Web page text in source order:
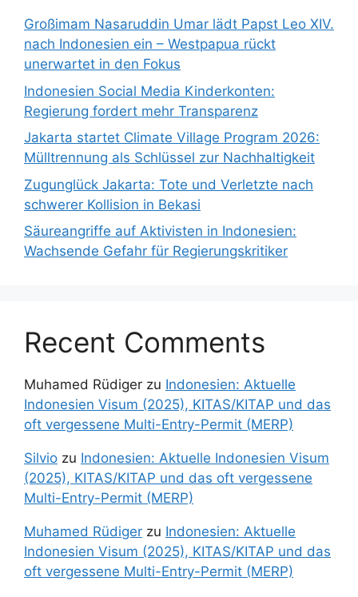
Großimam Nasaruddin Umar lädt Papst Leo XIV.
nach Indonesien ein – Westpapua rückt
unerwartet in den Fokus
Indonesien Social Media Kinderkonten:
Regierung fordert mehr Transparenz
Jakarta startet Climate Village Program 2026:
Mülltrennung als Schlüssel zur Nachhaltigkeit
Zugunglück Jakarta: Tote und Verletzte nach
schwerer Kollision in Bekasi
Säureangriffe auf Aktivisten in Indonesien:
Wachsende Gefahr für Regierungskritiker
Recent Comments
Muhamed Rüdiger zu Indonesien: Aktuelle
Indonesien Visum (2025), KITAS/KITAP und das
oft vergessene Multi-Entry-Permit (MERP)
Silvio zu Indonesien: Aktuelle Indonesien Visum
(2025), KITAS/KITAP und das oft vergessene
Multi-Entry-Permit (MERP)
Muhamed Rüdiger zu Indonesien: Aktuelle
Indonesien Visum (2025), KITAS/KITAP und das
oft vergessene Multi-Entry-Permit (MERP)